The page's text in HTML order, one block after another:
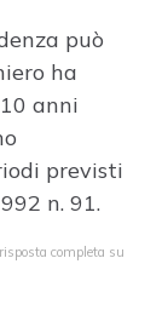
può
ha
anni
previsti
n. 91.
completa su